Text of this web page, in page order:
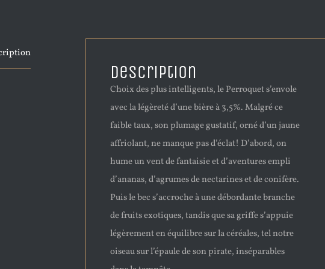
Description
Choix des plus intelligents, le Perroquet s’envole
avec la légèreté d’une bière à 3,5%. Malgré ce
faible taux, son plumage gustatif, orné d’un jaune
affriolant, ne manque pas d’éclat! D’abord, on
hume un vent de fantaisie et d’aventures empli
d’ananas, d’agrumes de nectarines et de conifère.
Puis le bec s’accroche à une débordante branche
de fruits exotiques, tandis que sa griffe s’appuie
légèrement en équilibre sur la céréales, tel notre
oiseau sur l’épaule de son pirate, inséparables